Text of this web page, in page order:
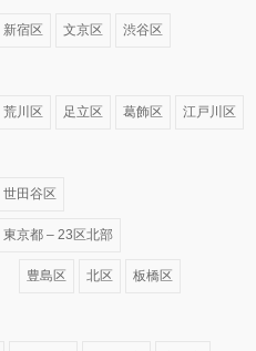
新宿区 文京区 渋谷区
荒川区 足立区 葛飾区 江戸川区
世田谷区
東京都 – 23区北部
豊島区 北区 板橋区